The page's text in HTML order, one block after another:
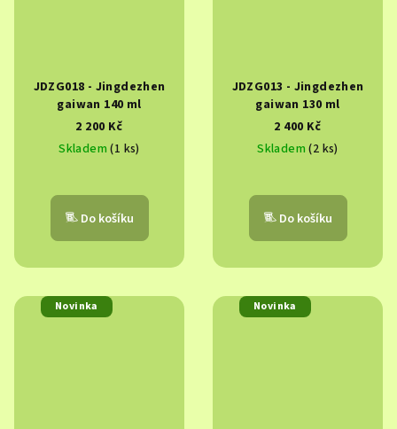
JDZG018 - Jingdezhen
gaiwan 140 ml
2 200 Kč
Skladem(1 ks)
Do košíku
JDZG013 - Jingdezhen
gaiwan 130 ml
2 400 Kč
Skladem(2 ks)
Do košíku
Novinka Novinka